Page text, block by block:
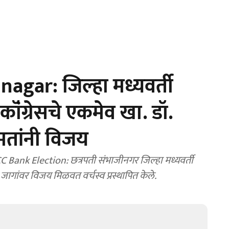
जिल्हा मध्यवर्ती
एकमेव खा. डॉ.
विजय
Election: छत्रपती संभाजीनगर जिल्हा मध्यवर्ती
विजय मिळवत वर्चस्व प्रस्थापित केले.